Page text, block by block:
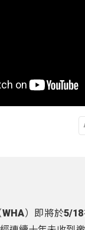
）即將於5/